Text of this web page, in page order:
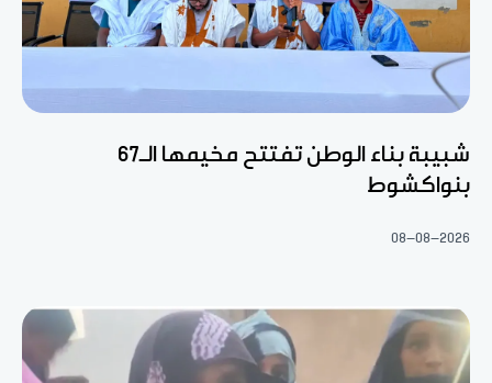
شبيبة بناء الوطن تفتتح مخيمها الـ67
بنواكشوط
08-08-2026